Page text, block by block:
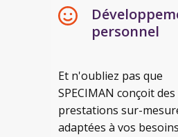
personnel
Et n'oubliez pas que
SPECIMAN conçoit des
prestations sur-
adaptées à vos